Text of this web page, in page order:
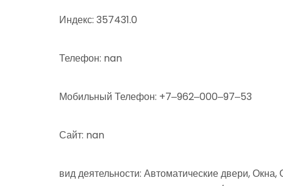
Индекс: 357431.0
Телефон: nan
Мобильный Телефон: +7‒962‒000‒97‒53
Сайт: nan
вид деятельности: Автоматические двери,